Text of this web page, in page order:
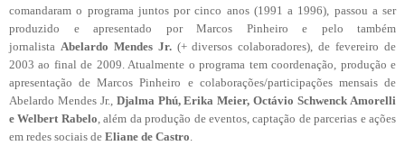
comandaram o programa juntos por cinco anos (1991 a 1996), passou a ser
produzido e apresentado por Marcos Pinheiro e pelo também
jornalista Abelardo Mendes Jr.(+ diversos colaboradores), de fevereiro de
2003 ao final de 2009. Atualmente o programa tem coordenação, produção e
apresentação de Marcos Pinheiro e colaborações/participações mensais de
Abelardo Mendes Jr., Djalma Phú, Erika Meier, Octávio Schwenck Amorelli
e Welbert Rabelo , além da produção de eventos, captação de parcerias e ações
em redes sociais de Eliane de Castro